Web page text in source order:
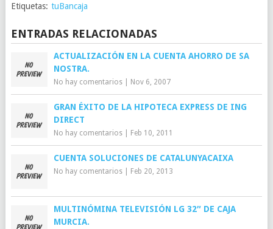
Etiquetas: tuBancaja
ENTRADAS RELACIONADAS
ACTUALIZACIÓN EN LA CUENTA AHORRO DE SA
NOSTRA.
No hay comentarios| Nov 6, 2007
GRAN ÉXITO DE LA HIPOTECA EXPRESS DE ING
DIRECT
No hay comentarios| Feb 10, 2011
CUENTA SOLUCIONES DE CATALUNYACAIXA
No hay comentarios| Feb 20, 2013
MULTINÓMINA TELEVISIÓN LG 32″ DE CAJA
MURCIA.